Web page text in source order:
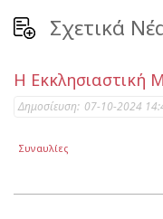
Σχετικά
Η Εκκλησιαστική
Δημοσίευση: 07-10-2024
Συναυλίες